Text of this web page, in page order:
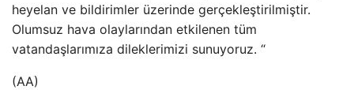
heyelan ve bildirimler üzerinde gerçekleştirilmiştir.
Olumsuz hava olaylarından etkilenen tüm
vatandaşlarımıza dileklerimizi sunuyoruz. “
(AA)